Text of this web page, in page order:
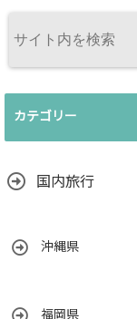
カテゴリー
国内旅行
沖縄県
福岡県